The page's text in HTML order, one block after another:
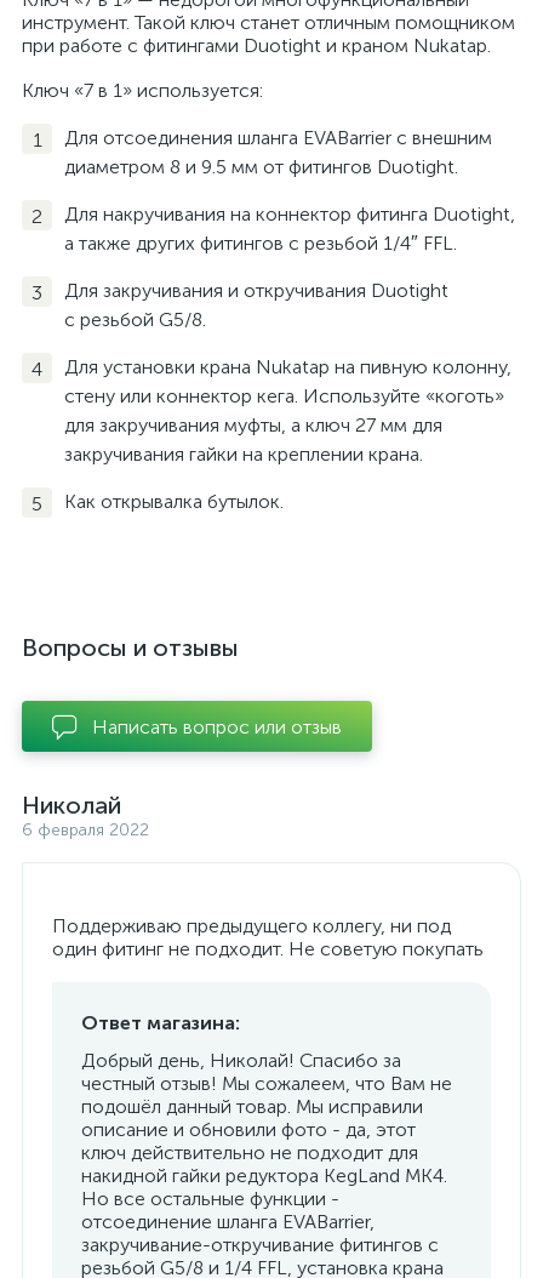
инструмент. Такой ключ станет отличным помощником
при работе с фитингами Duotight и краном Nukatap.
Ключ «7 в 1» используется:
Для отсоединения шланга EVABarrier с внешним
диаметром 8 и 9.5 мм от фитингов Duotight.
Для накручивания на коннектор фитинга Duotight,
а также других фитингов с резьбой 1/4″ FFL.
Для закручивания и откручивания Duotight
с резьбой G5/8.
Для установки крана Nukatap на пивную колонну,
стену или коннектор кега. Используйте «коготь»
для закручивания муфты, а ключ 27 мм для
закручивания гайки на креплении крана.
Как открывалка бутылок.
Вопросы и отзывы
Написать вопрос или отзыв
Николай
6 февраля 2022
Поддерживаю предыдущего коллегу, ни под
один фитинг не подходит. Не советую покупать
Ответ магазина:
Добрый день, Николай! Спасибо за
честный отзыв! Мы сожалеем, что Вам не
подошёл данный товар. Мы исправили
описание и обновили фото - да, этот
ключ действительно не подходит для
накидной гайки редуктора KegLand MK4.
Но все остальные функции -
отсоединение шланга EVABarrier,
закручивание-откручивание фитингов с
резьбой G5/8 и 1/4 FFL, установка крана